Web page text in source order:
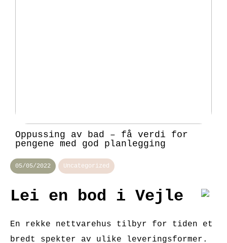
Oppussing av bad – få verdi for
pengene med god planlegging
05/05/2022 Uncategorized
Lei en bod i Vejle
En rekke nettvarehus tilbyr for tiden et
bredt spekter av ulike leveringsformer.